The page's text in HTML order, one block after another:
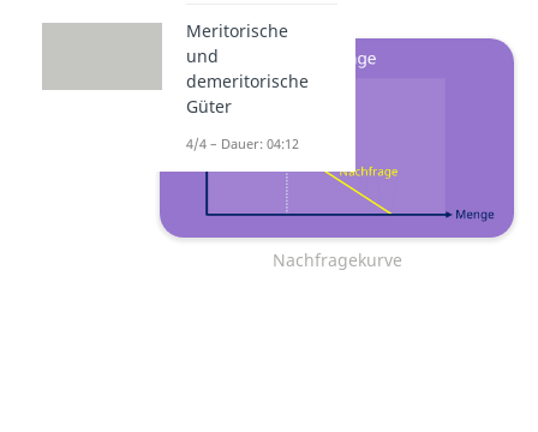
Nachfragekurve
Meritorische
und
demeritorische
Güter
4/4 – Dauer: 04:12